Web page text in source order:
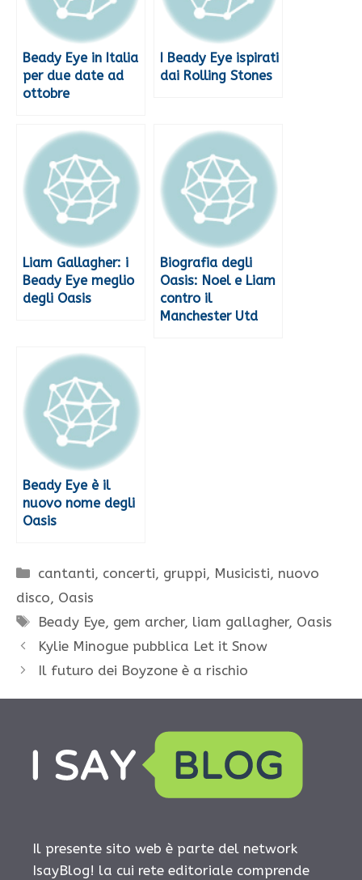
Beady Eye in Italia
per due date ad
ottobre
I Beady Eye ispirati
dai Rolling Stones
Liam Gallagher: i
Beady Eye meglio
degli Oasis
Biografia degli
Oasis: Noel e Liam
contro il
Manchester Utd
Beady Eye è il
nuovo nome degli
Oasis
Categorie
cantanti, concerti, gruppi, Musicisti, nuovo
disco, Oasis
Tag
Beady Eye, gem archer, liam gallagher, Oasis
Kylie Minogue pubblica Let it Snow
Il futuro dei Boyzone è a rischio
Il presente sito web è parte del network
IsayBlog! la cui rete editoriale comprende